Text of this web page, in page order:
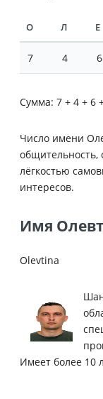
О Л Е
7 4 6
Сумма: 7 + 4 + 6
Число имени
общительность,
лёгкостью
интересов.
Имя
Olevtina
Имеет более 10